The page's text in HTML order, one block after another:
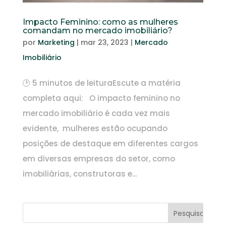
Impacto Feminino: como as mulheres
comandam no mercado imobiliário?
por Marketing | mar 23, 2023 | Mercado
Imobiliário
🕑 5 minutos de leituraEscute a matéria
completa aqui: O impacto feminino no
mercado imobiliário é cada vez mais
evidente, mulheres estão ocupando
posições de destaque em diferentes cargos
em diversas empresas do setor, como
imobiliárias, construtoras e...